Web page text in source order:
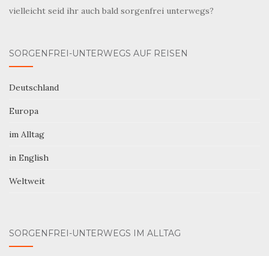
vielleicht seid ihr auch bald sorgenfrei unterwegs?
SORGENFREI-UNTERWEGS AUF REISEN
Deutschland
Europa
im Alltag
in English
Weltweit
SORGENFREI-UNTERWEGS IM ALLTAG